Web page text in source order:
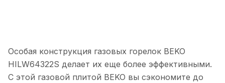
Особая конструкция газовых горелок BEKO
HILW64322S делает их еще более эффективными.
С этой газовой плитой BEKO вы сэкономите до